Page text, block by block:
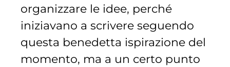
organizzare le idee, perché
iniziavano a scrivere seguendo
questa benedetta ispirazione del
momento, ma a un certo punto